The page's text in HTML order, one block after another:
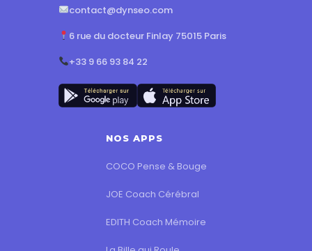
contact@dynseo.com
6 rue du docteur Finlay 75015 Paris
+33 9 66 93 84 22
NOS APPS
COCO Pense & Bouge
JOE Coach Cérébral
EDITH Coach Mémoire